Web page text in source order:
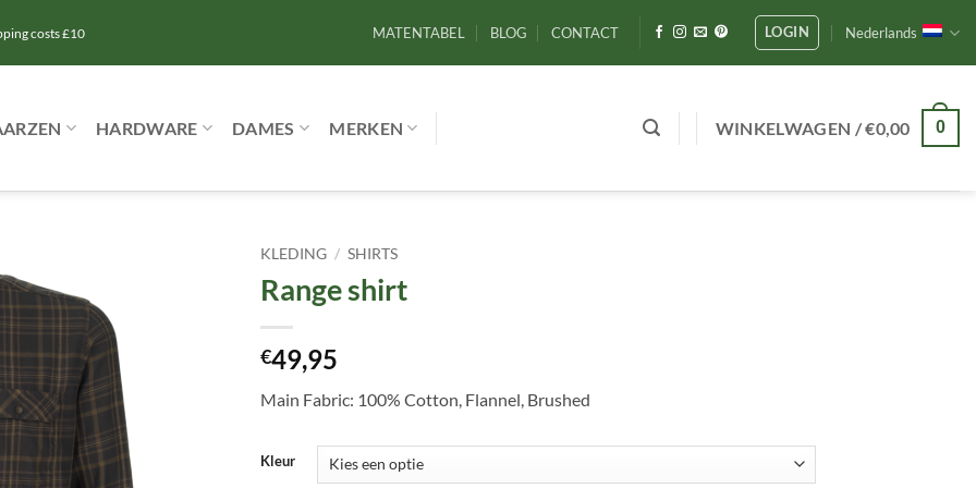
costs £10 MATENTABEL BLOG CONTACT LOGIN Nederlands
HARDWARE DAMES MERKEN WINKELWAGEN /€0,00 0
KLEDING / SHIRTS
Range shirt
€49,95
Main Fabric: 100% Cotton, Flannel, Brushed
Kleur